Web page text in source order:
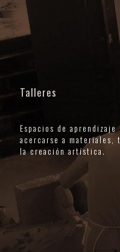
Talleres
Espacios de
acercarse a
la creación artística.